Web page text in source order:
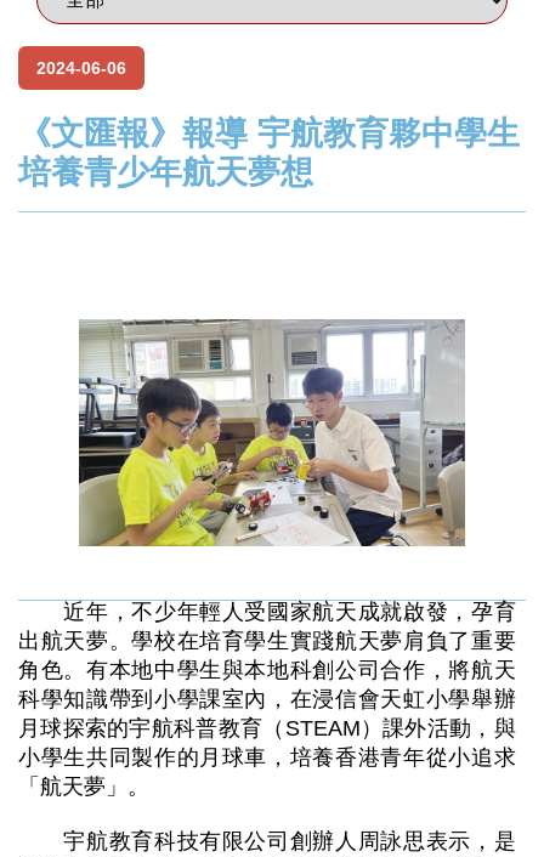
2024-06-06
《文匯報》報導 宇航教育夥中學生
培養青少年航天夢想
近年，不少年輕人受國家航天成就啟發，孕育
出航天夢。學校在培育學生實踐航天夢肩負了重要
角色。有本地中學生與本地科創公司合作，將航天
科學知識帶到小學課室內，在浸信會天虹小學舉辦
月球探索的宇航科普教育（STEAM）課外活動，與
小學生共同製作的月球車，培養香港青年從小追求
「航天夢」。
宇航教育科技有限公司創辦人周詠思表示，是